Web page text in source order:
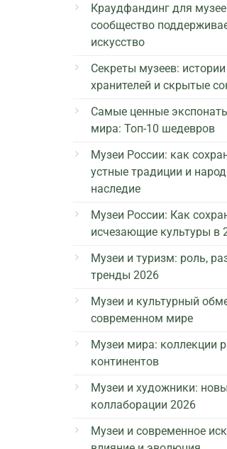
Краудфандинг для
сообщество
искусство
Секреты музеев: истории
хранителей и скрытые
Самые ценные
мира: Топ-10 шедевров
Музеи России: как
устные традиции и
наследие
Музеи России: Как
исчезающие культуры в
Музеи и туризм: роль,
тренды 2026
Музеи и культурный
современном мире
Музеи мира: коллекции
континентов
Музеи и художники:
коллаборации 2026
Музеи и современное